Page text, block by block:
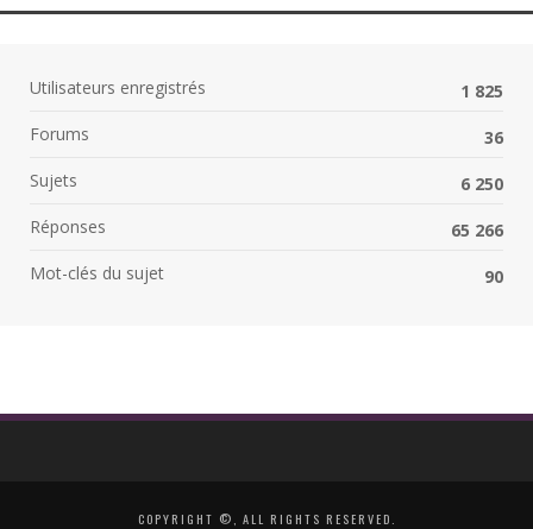
Utilisateurs enregistrés
1 825
Forums
36
Sujets
6 250
Réponses
65 266
Mot-clés du sujet
90
COPYRIGHT ©, ALL RIGHTS RESERVED.